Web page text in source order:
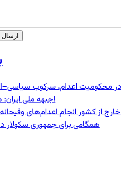
– در محکومیت اعدام، سرکوب
جبهه ملی ایران: ماشین اعدام را متوقف کنید!
از کشور انجام اعدام‌های
همگامی برای جمهوری سکولار